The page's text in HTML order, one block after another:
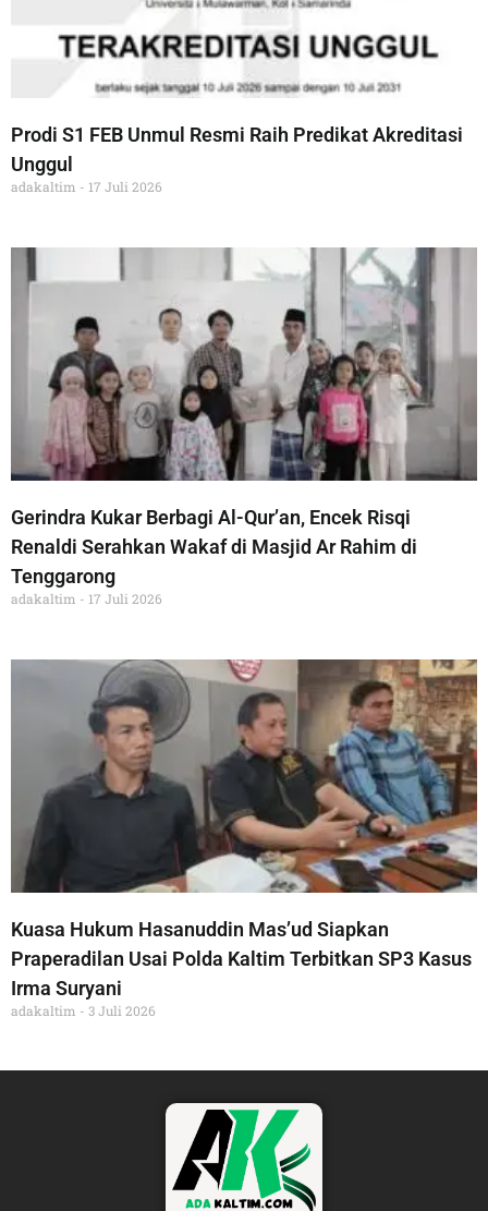
Prodi S1 FEB Unmul Resmi Raih Predikat Akreditasi
Unggul
adakaltim 17 Juli 2026
Gerindra Kukar Berbagi Al-Qur’an, Encek Risqi
Renaldi Serahkan Wakaf di Masjid Ar Rahim di
Tenggarong
adakaltim 17 Juli 2026
Kuasa Hukum Hasanuddin Mas’ud Siapkan
Praperadilan Usai Polda Kaltim Terbitkan SP3 Kasus
Irma Suryani
adakaltim 3 Juli 2026